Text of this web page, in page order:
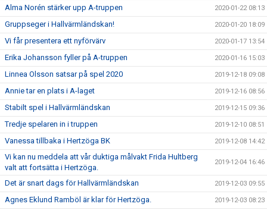
Alma Norén stärker upp A-truppen 2020-01-22 08:13
Gruppseger i Hallvärmländskan! 2020-01-20 18:09
Vi får presentera ett nyförvärv 2020-01-17 13:54
Erika Johansson fyller på A-truppen 2020-01-16 15:03
Linnea Olsson satsar på spel 2020 2019-12-18 09:08
Annie tar en plats i A-laget 2019-12-16 08:56
Stabilt spel i Hallvärmländskan 2019-12-15 09:36
Tredje spelaren in i truppen 2019-12-10 08:51
Vanessa tillbaka i Hertzöga BK 2019-12-08 14:42
Vi kan nu meddela att vår duktiga målvakt Frida Hultberg
valt att fortsätta i Hertzöga.
2019-12-04 16:46
Det är snart dags för Hallvärmländskan 2019-12-03 09:55
Agnes Eklund Ramböl är klar för Hertzöga. 2019-12-03 08:23